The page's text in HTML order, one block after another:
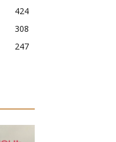
424
308
247